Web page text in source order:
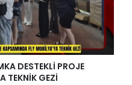
DESTEKLİ PROJE
TEKNİK GEZİ